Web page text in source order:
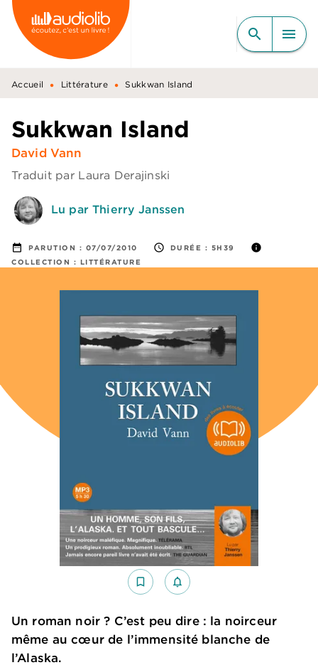
MENU RECHERCHE
CONTENU
PIED DE PAGE
search menu
Accueil • Littérature • Sukkwan Island
Sukkwan Island
David Vann
Traduit par Laura Derajinski
Lu par Thierry Janssen
date_range PARUTION : 07/07/2010 access_time DURÉE : 5H39 info
COLLECTION : LITTÉRATURE
bookmark_border notifications_none_outlined
Un roman noir ? C’est peu dire : la noirceur
même au cœur de l’immensité blanche de
l’Alaska.